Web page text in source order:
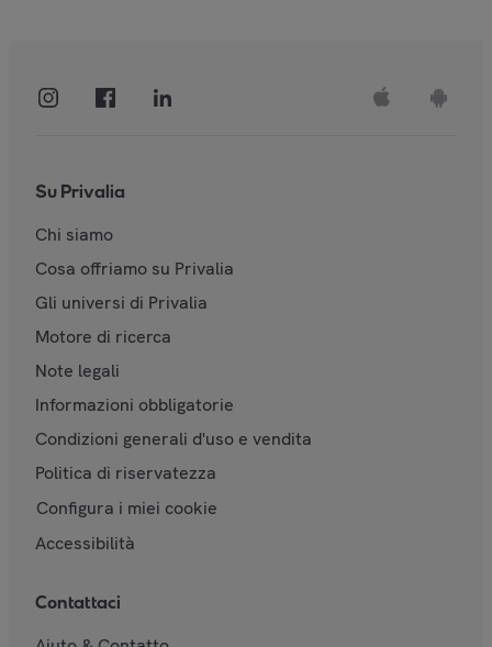
Su Privalia
Chi siamo
Cosa offriamo su Privalia
Gli universi di Privalia
Motore di ricerca
Note legali
Informazioni obbligatorie
Condizioni generali d'uso e vendita
Politica di riservatezza
Configura i miei cookie
Accessibilità
Contattaci